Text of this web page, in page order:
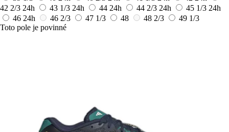
42 2/3 24h 43 1/3 24h 44 24h 44 2/3 24h 45 1/3 24h
46 24h 46 2/3 47 1/3 48 48 2/3
49 1/3
Toto pole je povinné